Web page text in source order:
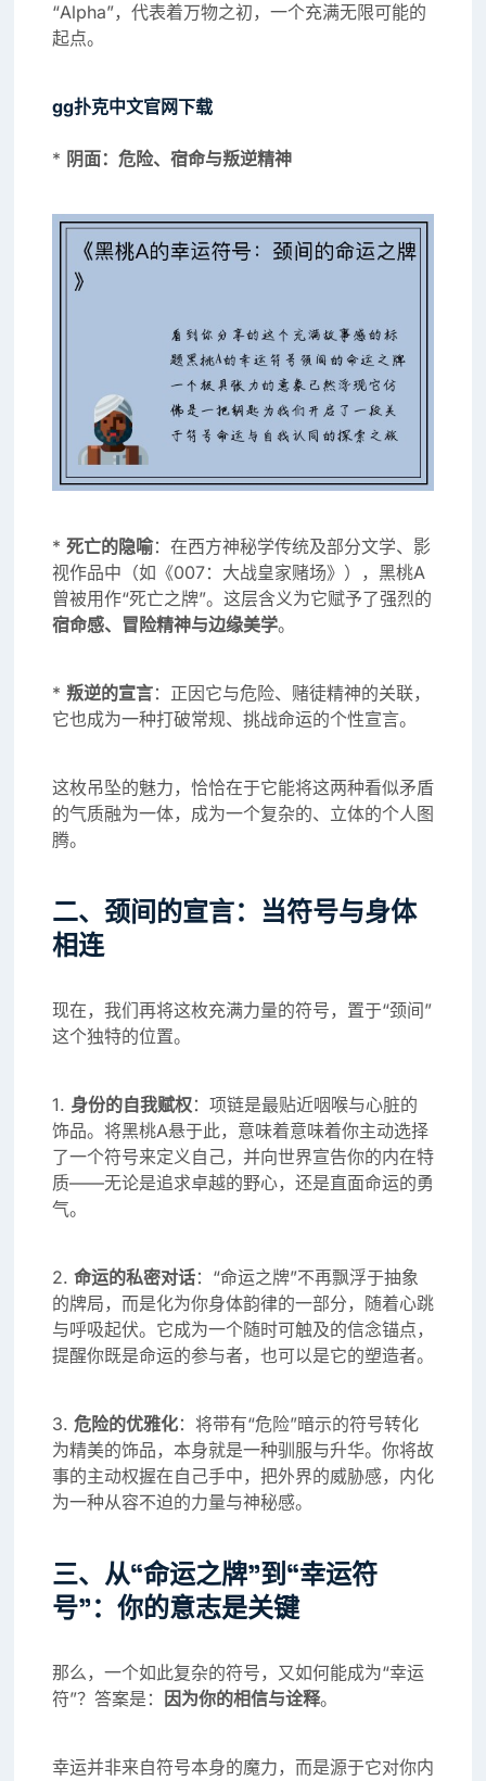
“Alpha”，代表着万物之初，一个充满无限可能的
起点。
gg扑克中文官网下载
* 阴面：危险、宿命与叛逆精神
* 死亡的隐喻：在西方神秘学传统及部分文学、影
视作品中（如《007：大战皇家赌场》），黑桃A
曾被用作“死亡之牌”。这层含义为它赋予了强烈的
宿命感、冒险精神与边缘美学。
* 叛逆的宣言：正因它与危险、赌徒精神的关联，
它也成为一种打破常规、挑战命运的个性宣言。
这枚吊坠的魅力，恰恰在于它能将这两种看似矛盾
的气质融为一体，成为一个复杂的、立体的个人图
腾。
二、颈间的宣言：当符号与身体
相连
现在，我们再将这枚充满力量的符号，置于“颈间”
这个独特的位置。
1. 身份的自我赋权：项链是最贴近咽喉与心脏的
饰品。将黑桃A悬于此，意味着意味着你主动选择
了一个符号来定义自己，并向世界宣告你的内在特
质——无论是追求卓越的野心，还是直面命运的勇
气。
2. 命运的私密对话：“命运之牌”不再飘浮于抽象
的牌局，而是化为你身体韵律的一部分，随着心跳
与呼吸起伏。它成为一个随时可触及的信念锚点，
提醒你既是命运的参与者，也可以是它的塑造者。
3. 危险的优雅化：将带有“危险”暗示的符号转化
为精美的饰品，本身就是一种驯服与升华。你将故
事的主动权握在自己手中，把外界的威胁感，内化
为一种从容不迫的力量与神秘感。
三、从“命运之牌”到“幸运符
号”：你的意志是关键
那么，一个如此复杂的符号，又如何能成为“幸运
符”？答案是： 因为你的相信与诠释。
幸运并非来自符号本身的魔力，而是源于它对你内